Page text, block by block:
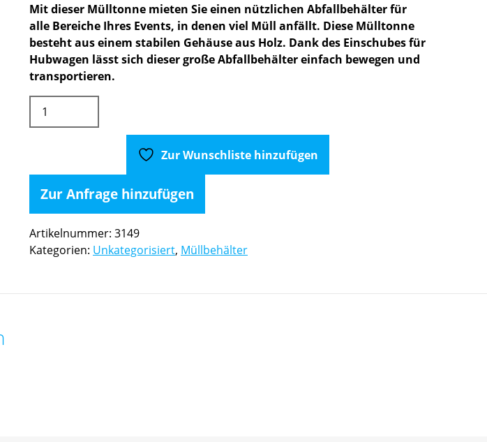
Mit dieser Mülltonne mieten Sie einen nützlichen Abfallbehälter für
alle Bereiche Ihres Events, in denen viel Müll anfällt. Diese Mülltonne
besteht aus einem stabilen Gehäuse aus Holz. Dank des Einschubes für
Hubwagen lässt sich dieser große Abfallbehälter einfach bewegen und
transportieren.
1x1x1m
Zur Wunschliste hinzufügen
Zur Anfrage hinzufügen
Artikelnummer: 3149
Kategorien: Unkategorisiert, Müllbehälter